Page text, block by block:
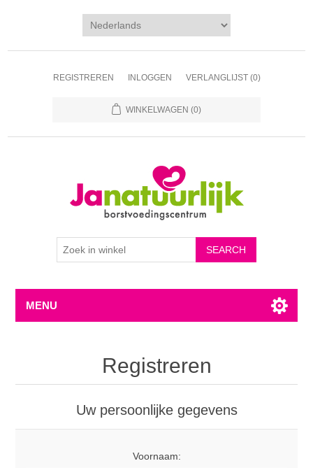
REGISTREREN INLOGGEN VERLANGLIJST (0)
WINKELWAGEN (0)
MENU
Registreren
Uw persoonlijke gegevens
Voornaam: